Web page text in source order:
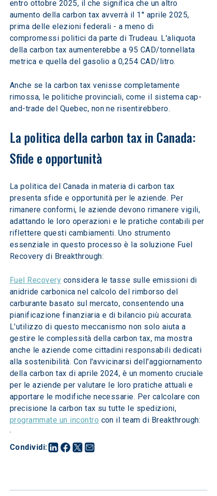
Condividi:
entro ottobre 2025, il che significa che un altro
aumento della carbon tax avverrà il 1° aprile 2025,
prima delle elezioni federali - a meno di
compromessi politici da parte di Trudeau. L'aliquota
della carbon tax aumenterebbe a 95 CAD/tonnellata
metrica e quella del gasolio a 0,254 CAD/litro.
Anche se la carbon tax venisse completamente
rimossa, le politiche provinciali, come il sistema cap-
and-trade del Quebec, non ne risentirebbero.
La politica della carbon tax in Canada:
Sfide e opportunità
La politica del Canada in materia di carbon tax
presenta sfide e opportunità per le aziende. Per
rimanere conformi, le aziende devono rimanere vigili,
adattando le loro operazioni e le pratiche contabili per
riflettere questi cambiamenti. Uno strumento
essenziale in questo processo è la soluzione Fuel
Recovery di Breakthrough:
Fuel Recovery considera le tasse sulle emissioni di
anidride carbonica nel calcolo del rimborso del
carburante basato sul mercato, consentendo una
pianificazione finanziaria e di bilancio più accurata.
L'utilizzo di questo meccanismo non solo aiuta a
gestire le complessità della carbon tax, ma mostra
anche le aziende come cittadini responsabili dedicati
alla sostenibilità. Con l'avvicinarsi dell'aggiornamento
della carbon tax di aprile 2024, è un momento cruciale
per le aziende per valutare le loro pratiche attuali e
apportare le modifiche necessarie. Per calcolare con
precisione la carbon tax su tutte le spedizioni,
programmate un incontro con il team di Breakthrough:
.